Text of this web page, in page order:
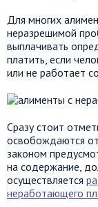
Для многих
неразрешимой
выплачивать
платить, если
или не работает
Сразу стоит
освобождаются
законом
на содержание,
осуществляется
неработающего